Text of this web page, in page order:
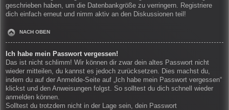
geschrieben haben, um die Datenbankgröße zu verringern. Registriere
dich einfach erneut und nimm aktiv an den Diskussionen teil!
NACH OBEN
Ich habe mein Passwort vergessen!
Das ist nicht schlimm! Wir können dir zwar dein altes Passwort nicht
wieder mitteilen, du kannst es jedoch zurücksetzen. Dies machst du,
indem du auf der Anmelde-Seite auf „Ich habe mein Passwort vergessen“
klickst und den Anweisungen folgst. So solltest du dich schnell wieder
anmelden können.
Solltest du trotzdem nicht in der Lage sein, dein Passwort